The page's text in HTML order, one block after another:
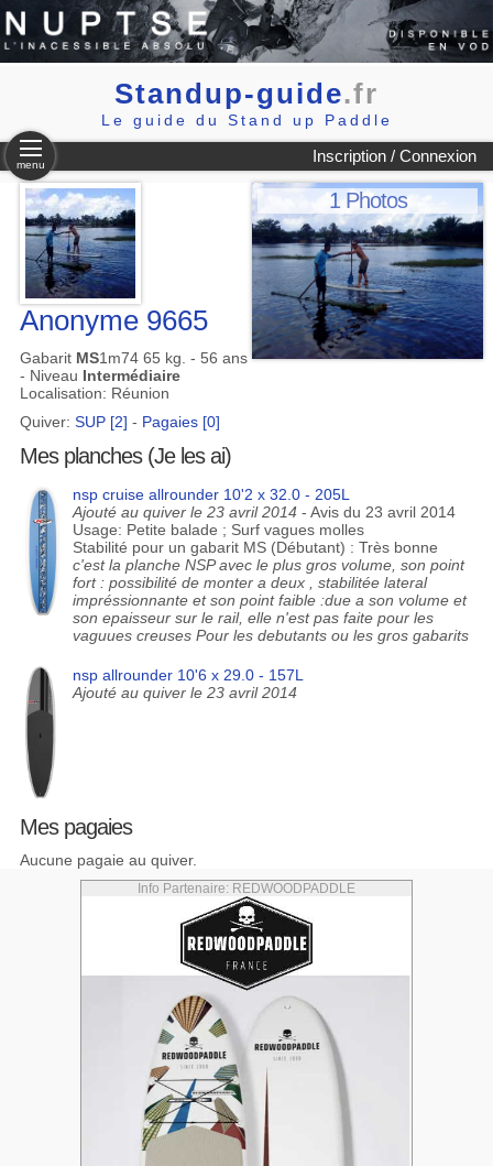
Standup-guide.fr
Le guide du Stand up Paddle
Inscription / Connexion
menu
1 Photos
Anonyme 9665
Gabarit MS1m74 65 kg. - 56 ans
- Niveau Intermédiaire
Localisation: Réunion
Quiver: SUP [2] - Pagaies [0]
Mes planches (Je les ai)
nsp cruise allrounder 10'2 x 32.0 - 205L
Ajouté au quiver le 23 avril 2014 - Avis du 23 avril 2014
Usage: Petite balade ; Surf vagues molles
Stabilité pour un gabarit MS (Débutant) : Très bonne
c'est la planche NSP avec le plus gros volume, son point
fort : possibilité de monter a deux , stabilitée lateral
impréssionnante et son point faible :due a son volume et
son epaisseur sur le rail, elle n'est pas faite pour les
vaguues creuses Pour les debutants ou les gros gabarits
nsp allrounder 10'6 x 29.0 - 157L
Ajouté au quiver le 23 avril 2014
Mes pagaies
Aucune pagaie au quiver.
Info Partenaire: REDWOODPADDLE